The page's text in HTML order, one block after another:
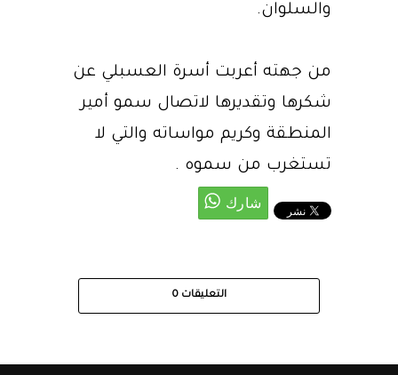
والسلوان.
من جهته أعربت أسرة العسبلي عن
شكرها وتقديرها لاتصال سمو أمير
المنطقة وكريم مواساته والتي لا
تستغرب من سموه .
التعليقات 0